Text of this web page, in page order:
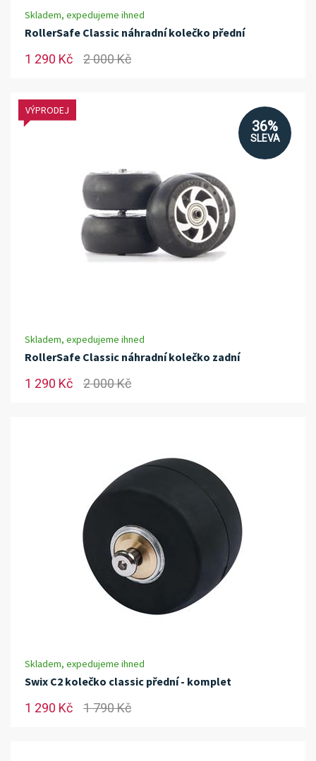
Skladem, expedujeme ihned
RollerSafe Classic náhradní kolečko přední
1 290 Kč 2 000 Kč
36%
SLEVA
VÝPRODEJ
Skladem, expedujeme ihned
RollerSafe Classic náhradní kolečko zadní
1 290 Kč 2 000 Kč
Skladem, expedujeme ihned
Swix C2 kolečko classic přední - komplet
1 290 Kč 1 790 Kč